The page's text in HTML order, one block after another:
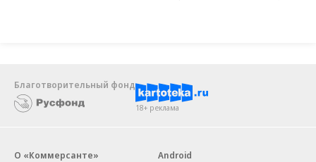
Благотворительный фонд
18+ реклама
О «Коммерсанте»
Android